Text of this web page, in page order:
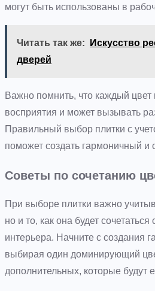
могут быть использованы в
Читать так же:
Искусство
дверей
Важно помнить, что каждый цвет
восприятия и может вызывать
Правильный выбор плитки с
поможет создать гармоничный и
Советы по сочетанию
При выборе плитки важно
но и то, как она будет
интерьера. Начните с создания
выбирая один доминирующий
дополнительных, которые будут